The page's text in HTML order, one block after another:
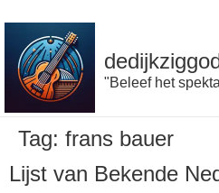
"Beleef het
Tag: frans bauer
Lijst van Bekende